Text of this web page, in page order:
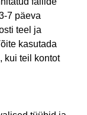
7 päeva
teel ja
kasutada
kui teil kontot